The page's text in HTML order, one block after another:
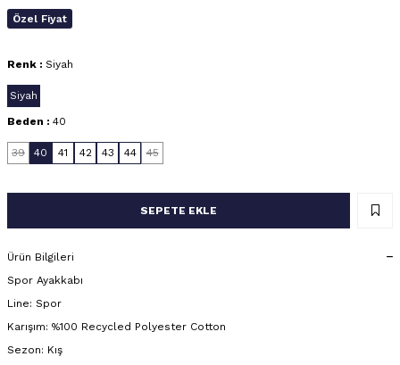
Özel Fiyat
Renk : Siyah
Siyah
Beden : 40
39 40 41 42 43 44 45
SEPETE EKLE
Ürün Bilgileri
Spor Ayakkabı
Line: Spor
Karışım: %100 Recycled Polyester Cotton
Sezon: Kış